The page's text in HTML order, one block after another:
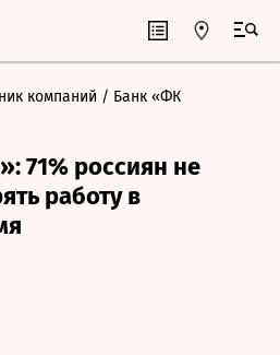
компаний / Банк «ФК
71% россиян не
работу в